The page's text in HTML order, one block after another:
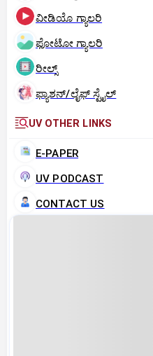
ವೀಡಿಯೊ ಗ್ಯಾಲರಿ
ಫೋಟೋ ಗ್ಯಾಲರಿ
ರೀಲ್ಸ್
ಫ್ಯಾಶನ್/ಲೈಫ್‌ ಸ್ಟೈಲ್
UV OTHER LINKS
E-PAPER
UV PODCAST
CONTACT US